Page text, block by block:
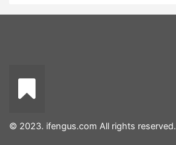
© 2023. ifengus.com All rights reserved.